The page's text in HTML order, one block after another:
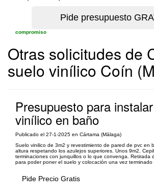
compromiso
Otras solicitudes de
suelo vinílico Coín
Presupuesto para
vinílico en baño
Publicado el 27-1-2025 en Cártama (Málaga)
Suelo vinilico de 3m2 y revestimiento de pared de pvc en
altura respetando los azulejos superiores. Unos 9m2.
terminaciones con junquillos o lo que convenga. Retirada
para poder poner el suelo y colocación una vez terminado
Pide Precio Gratis